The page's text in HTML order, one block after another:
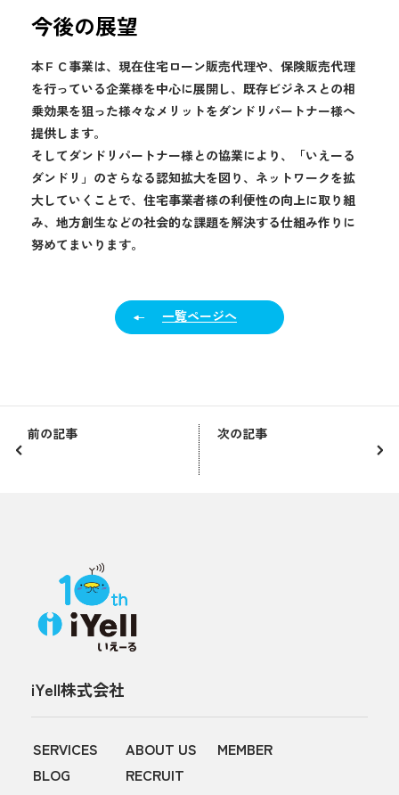
今後の展望
本ＦＣ事業は、現在住宅ローン販売代理や、保険販売代理
を行っている企業様を中心に展開し、既存ビジネスとの相
乗効果を狙った様々なメリットをダンドリパートナー様へ
提供します。
そしてダンドリパートナー様との協業により、「いえーる
ダンドリ」のさらなる認知拡大を図り、ネットワークを拡
大していくことで、住宅事業者様の利便性の向上に取り組
み、地方創生などの社会的な課題を解決する仕組み作りに
努めてまいります。
一覧ページへ
前の記事 次の記事
iYell株式会社
SERVICES ABOUT US
MEMBER
BLOG
RECRUIT